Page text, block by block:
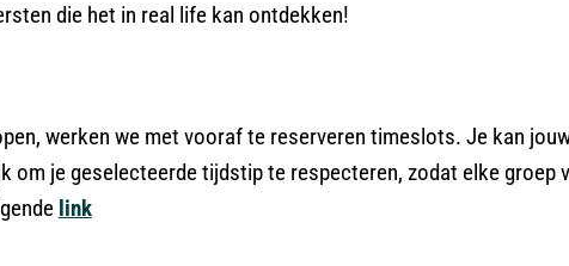
die het in real life kan ontdekken!
werken we met vooraf te reserveren timeslots. Je kan
om je geselecteerde tijdstip te respecteren, zodat elke groep
link